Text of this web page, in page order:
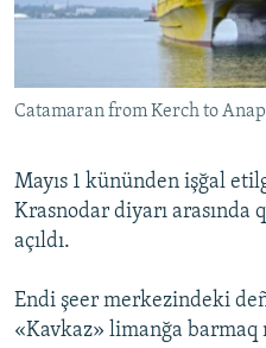
Русский
QOŞULIÑIZ!
RFE/RS bütün saytları
Catamaran from Kerch to
Mayıs 1 kününden işğal
Krasnodar diyarı arasında
açıldı.
Endi şeer merkezindeki
«Kavkaz» limanğa barmaq